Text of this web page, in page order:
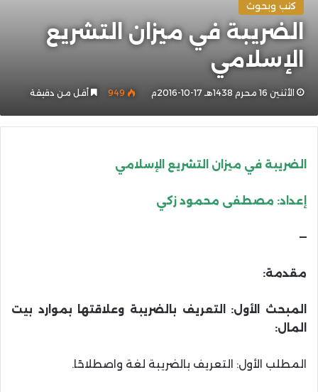
كتب وبحوث
الضريبة في ميزان التشريع
الإسلامي
الأثنين 16 محرم 1438هـ 17-10-2016م 949 أقل من دقيقة
الضريبة في ميزان التشريع الإسلامي
إعداد: مصطفى محمود زكي
—
مقدمة:
المبحث الأول: التعريف بالضريبة وعلاقتها بموارد بيت
المال:
المطلب الأول: التعريف بالضريبة لغة واصطلاحًا.